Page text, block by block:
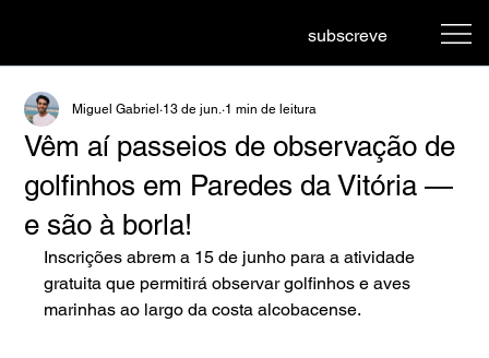
subscreve
Vêm aí passeios de observação de
golfinhos em Paredes da Vitória —
e são à borla!
Miguel Gabriel 13 de jun. 1 min de leitura
Inscrições abrem a 15 de junho para a atividade
gratuita que permitirá observar golfinhos e aves
marinhas ao largo da costa alcobacense.